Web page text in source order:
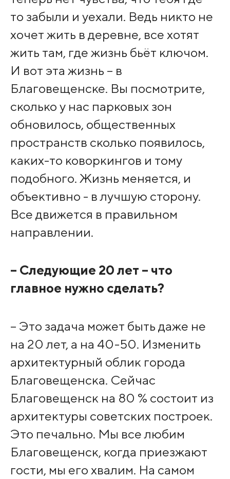
то забыли и уехали. Ведь никто не
хочет жить в деревне, все хотят
жить там, где жизнь бьёт ключом.
И вот эта жизнь – в
Благовещенске. Вы посмотрите,
сколько у нас парковых зон
обновилось, общественных
пространств сколько появилось,
каких-то коворкингов и тому
подобного. Жизнь меняется, и
объективно - в лучшую сторону.
Все движется в правильном
направлении.
– Следующие 20 лет – что
главное нужно сделать?
– Это задача может быть даже не
на 20 лет, а на 40-50. Изменить
архитектурный облик города
Благовещенска. Сейчас
Благовещенск на 80 % состоит из
архитектуры советских построек.
Это печально. Мы все любим
Благовещенск, когда приезжают
гости, мы его хвалим. На самом